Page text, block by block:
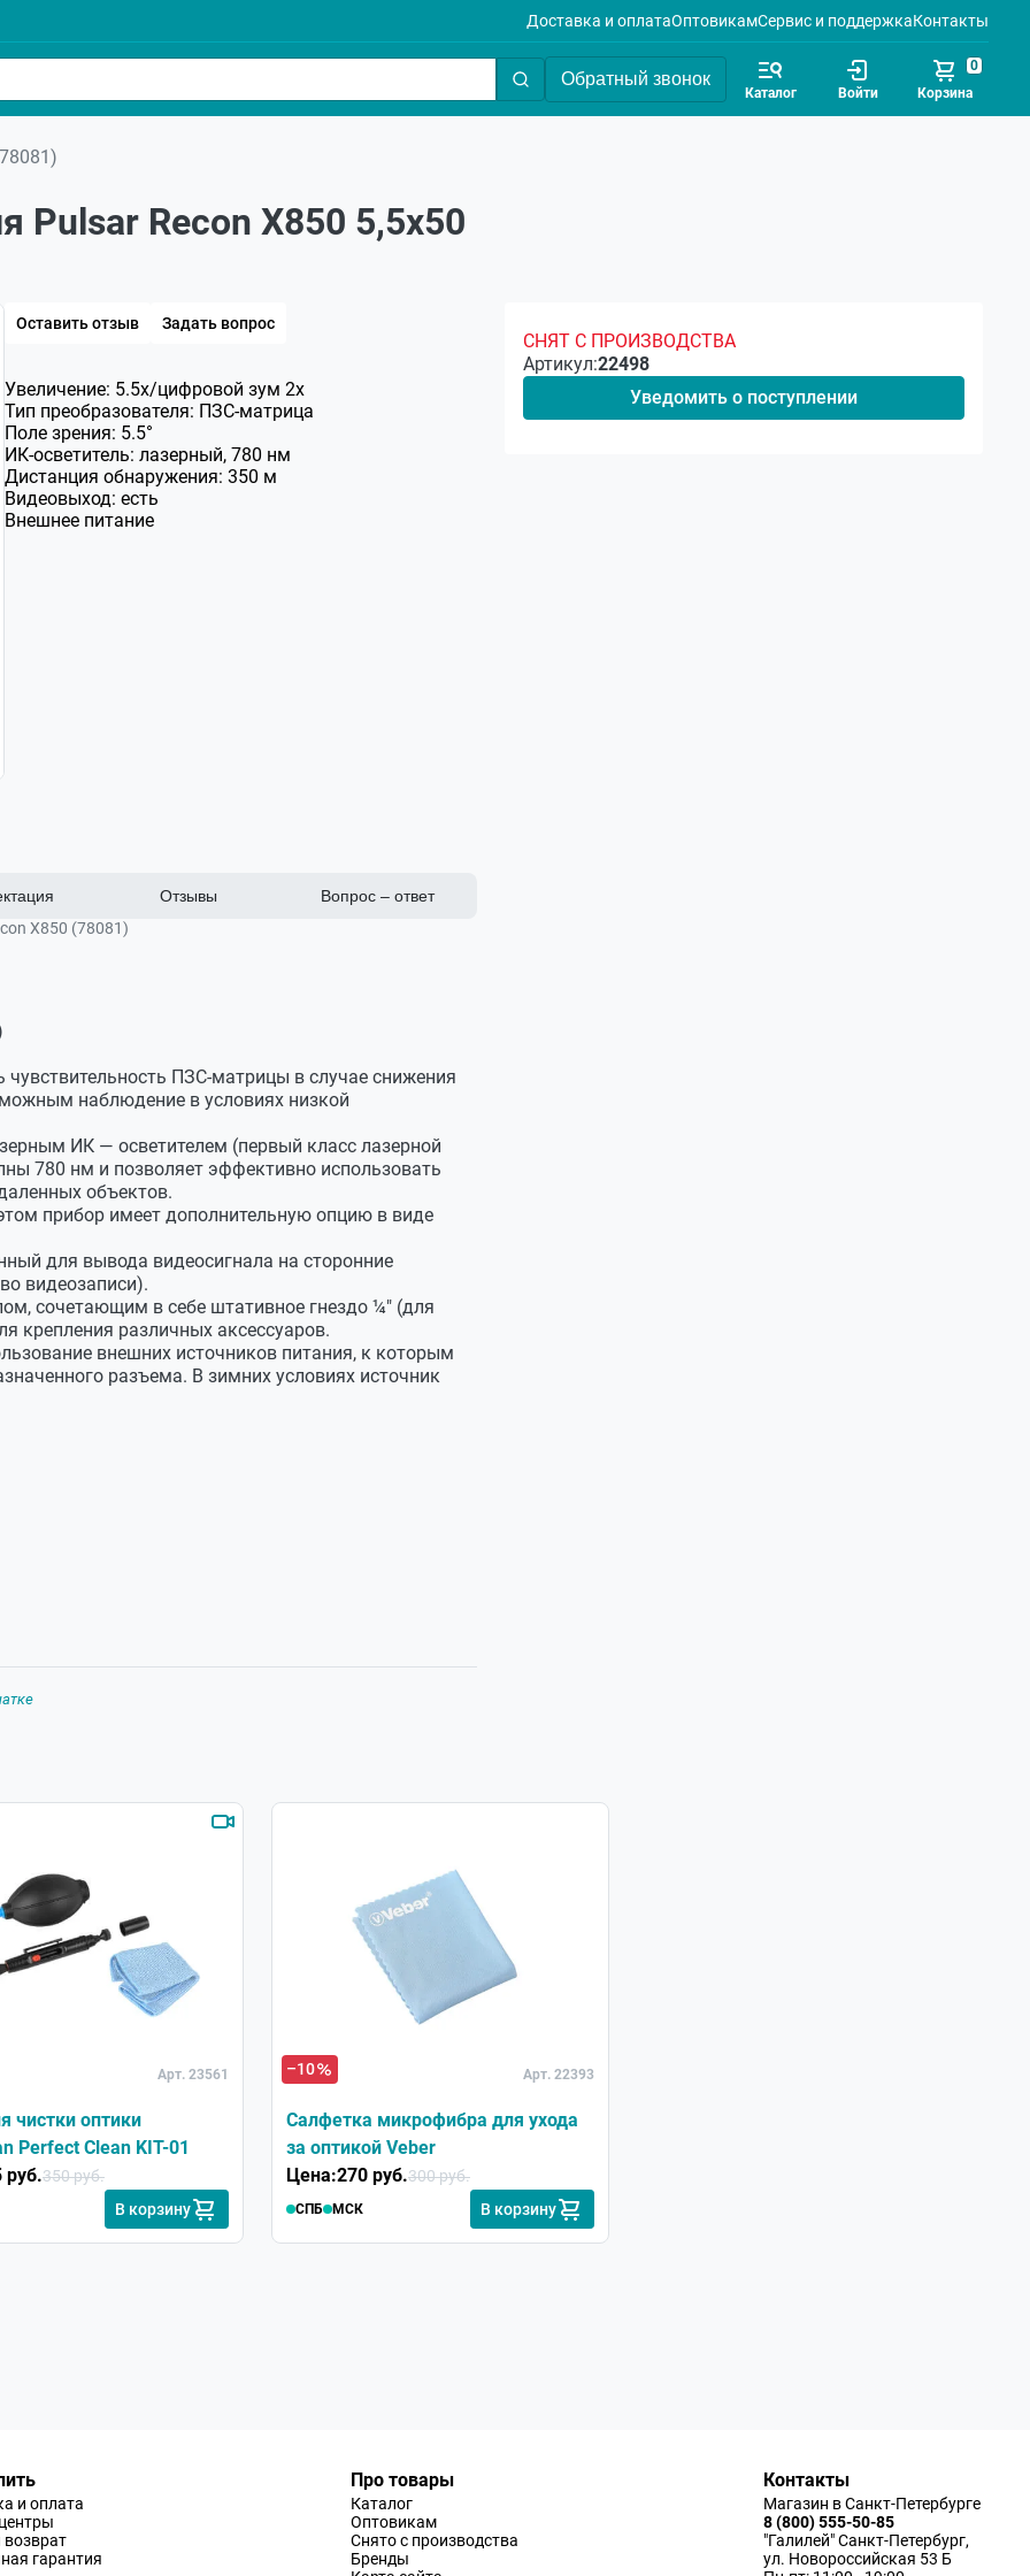
Доставка и оплатаОптовикамСервис и поддержкаКонтакты
Обратный звонок
Каталог Войти Корзина
0
Pulsar Recon X850 5,5x50
Оставить отзыв Задать вопрос
Увеличение: 5.5x/цифровой зум 2х
Тип преобразователя: ПЗС-матрица
Поле зрения: 5.5°
ИК-осветитель: лазерный, 780 нм
Дистанция обнаружения: 350 м
Видеовыход: есть
Внешнее питание
Отзывы
Вопрос – ответ
X850 (78081)
ПЗС-матрицы в случае снижения
наблюдение в условиях низкой
ИК — осветителем (первый класс лазерной
780 нм и позволяет эффективно использовать
объектов.
прибор имеет дополнительную опцию в виде
для вывода видеосигнала на сторонние
видеозаписи).
сочетающим в себе штативное гнездо ¼" (для
крепления различных аксессуаров.
внешних источников питания, к которым
разъема. В зимних условиях источник
VGA 640x480
аналоговый
5,5
F50/1,0
горизонтальное 5,5
-5 ... +5
≥ 50
Лазерный
СНЯТ С ПРОИЗВОДСТВА
Артикул:22498
Уведомить о поступлении
Арт. 23561
чистки оптики
Perfect Clean KIT-01
руб.350 руб.
В корзину
–10 Арт. 22393
Салфетка микрофибра для ухода
за оптикой Veber
Цена:270 руб.300 руб.
СПБ МСК В корзину
и оплата
гарантия
Про товары
Каталог
Оптовикам
Снято с производства
Бренды
Контакты
Магазин в Санкт-Петербурге
8 (800) 555-50-85
"Галилей" Санкт-Петербург,
ул. Новороссийская 53 Б